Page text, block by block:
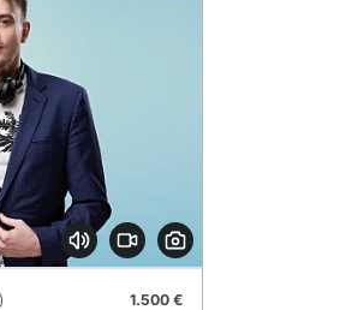
1.500 €